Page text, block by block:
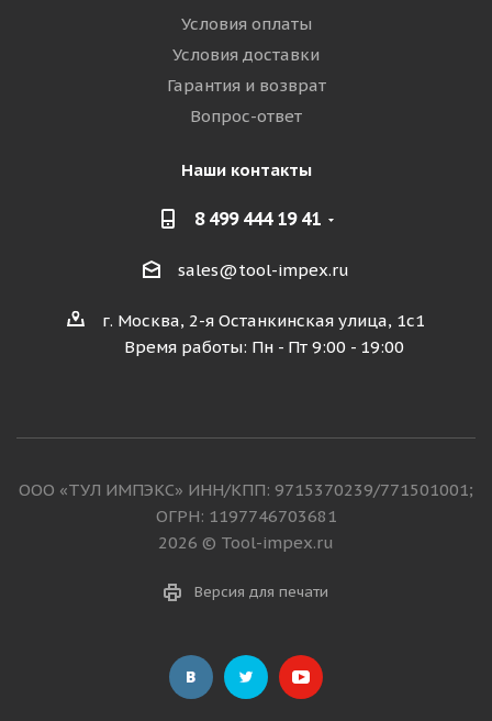
Условия оплаты
Условия доставки
Гарантия и возврат
Вопрос-ответ
Наши контакты
8 499 444 19 41
sales@tool-impex.ru
г. Москва, 2-я Останкинская улица, 1с1
Время работы: Пн - Пт 9:00 - 19:00
ООО «ТУЛ ИМПЭКС» ИНН/КПП: 9715370239/771501001;
ОГРН: 1197746703681
2026 © Tool-impex.ru
Версия для печати